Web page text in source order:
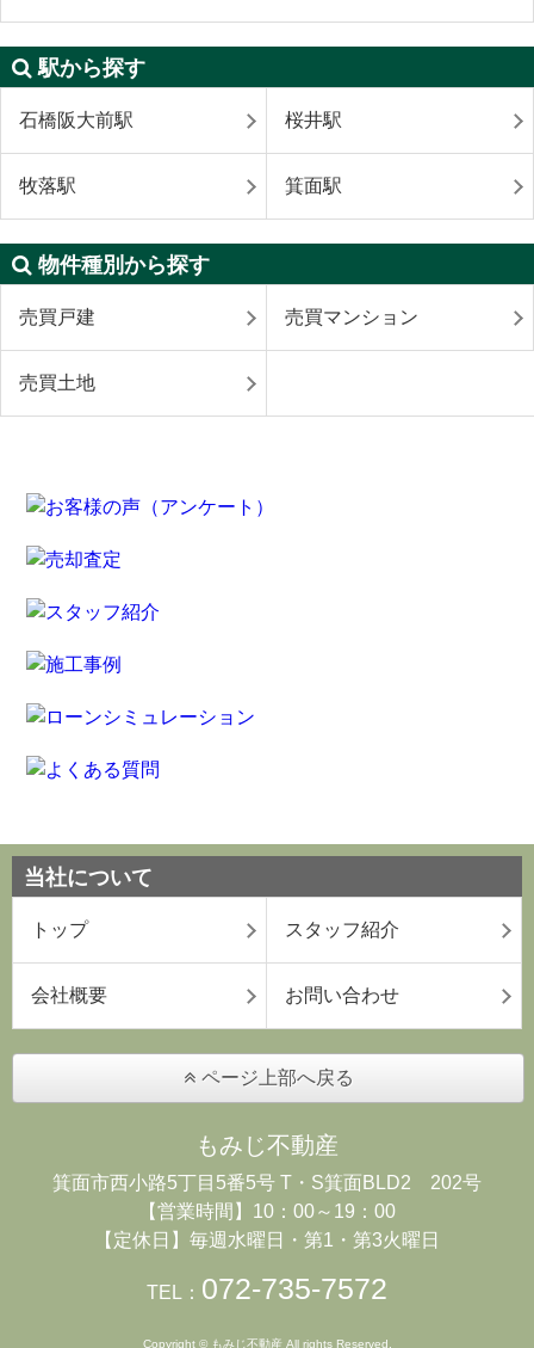
駅から探す
石橋阪大前駅 桜井駅
牧落駅 箕面駅
物件種別から探す
売買戸建 売買マンション
売買土地
当社について
トップ スタッフ紹介
会社概要 お問い合わせ
ページ上部へ戻る
もみじ不動産
箕面市西小路5丁目5番5号 T・S箕面BLD2 202号
【営業時間】10：00～19：00
【定休日】毎週水曜日・第1・第3火曜日
TEL： 072-735-7572
Copyright © もみじ不動産 All rights Reserved.